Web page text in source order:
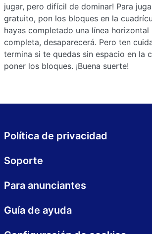
jugar, pero difícil de dominar! Para
gratuito, pon los bloques en la
hayas completado una línea
completa, desaparecerá. Pero ten
termina si te quedas sin espacio en la
poner los bloques. ¡Buena suerte!
Política de privacidad
Soporte
Para anunciantes
Guía de ayuda